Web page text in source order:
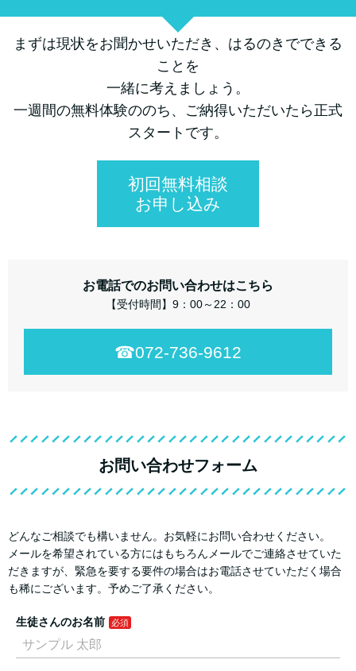
まずは現状をお聞かせいただき、はるのきでできる
ことを
一緒に考えましょう。
一週間の無料体験ののち、ご納得いただいたら正式
スタートです。
初回無料相談
お申し込み
お電話でのお問い合わせはこちら
【受付時間】9：00～22：00
☎︎072-736-9612
お問い合わせフォーム
どんなご相談でも構いません。お気軽にお問い合わせください。
メールを希望されている方にはもちろんメールでご連絡させていた
だきますが、緊急を要する要件の場合はお電話させていただく場合
も稀にございます。予めご了承ください。
生徒さんのお名前